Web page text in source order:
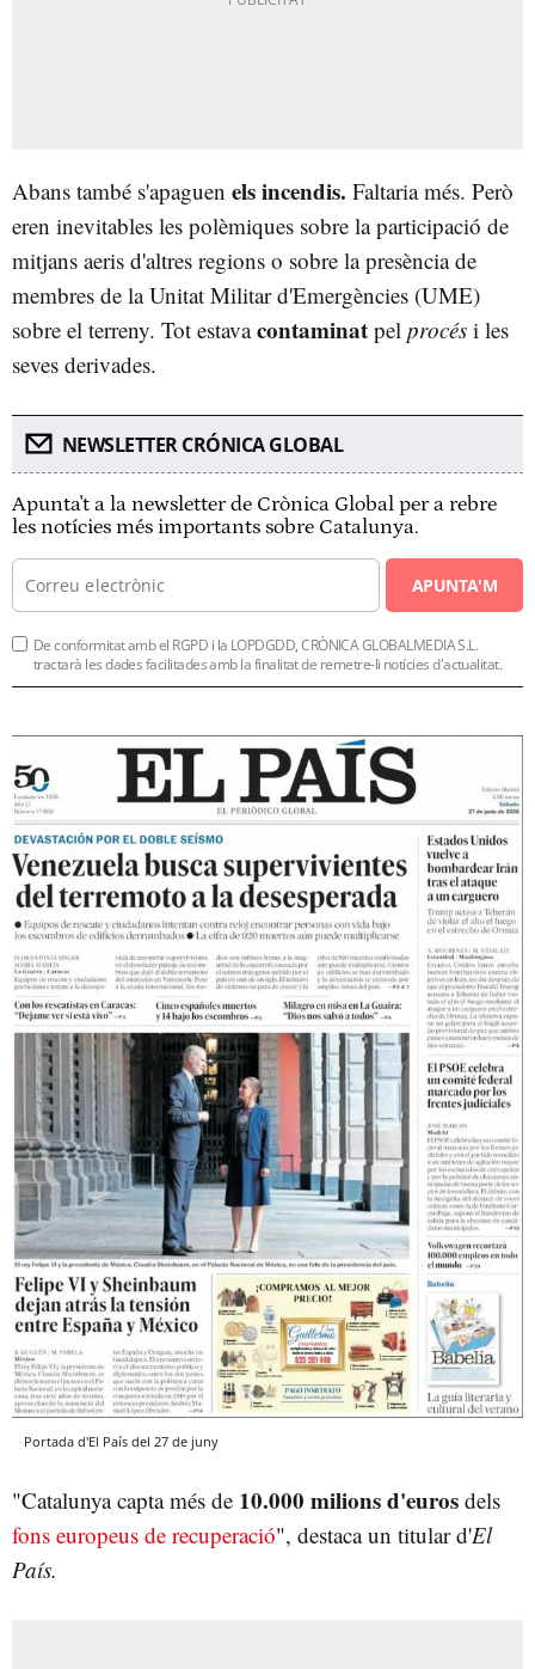
Abans també s'apaguen els incendis. Faltaria més. Però
eren inevitables les polèmiques sobre la participació de
mitjans aeris d'altres regions o sobre la presència de
membres de la Unitat Militar d'Emergències (UME)
sobre el terreny. Tot estavacontaminat pel procés i les
seves derivades.
NEWSLETTER CRÓNICA GLOBAL
Apunta't a la newsletter de Crònica Global per a rebre
les notícies més importants sobre Catalunya.
APUNTA'M
De conformitat amb el RGPD i la LOPDGDD, CRÒNICA GLOBALMEDIA S.L.
tractarà les dades facilitades amb la finalitat de remetre-li notícies d'actualitat.
Portada d'El País del 27 de juny
"Catalunya capta més de 10.000 milions d'euros dels
fons europeus de recuperació", destaca un titular d'El
País.